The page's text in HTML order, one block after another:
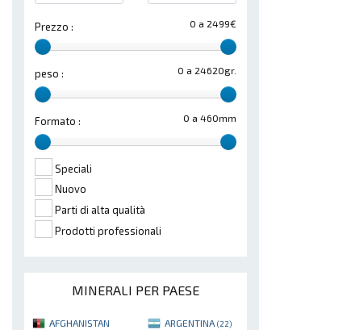
0 a 2499€
Prezzo :
0 a 24620gr.
peso :
0 a 460mm
Formato :
Speciali
Nuovo
Parti di alta qualità
Prodotti professionali
MINERALI PER PAESE
AFGHANISTAN ARGENTINA (22)